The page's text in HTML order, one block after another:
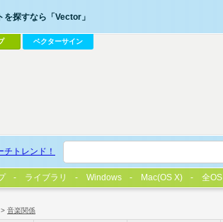
> 音楽関係
を探すなら「Vector」
ベクターサイン
チトレンド！
ライブラリ Windows Mac(OS X) 全OS